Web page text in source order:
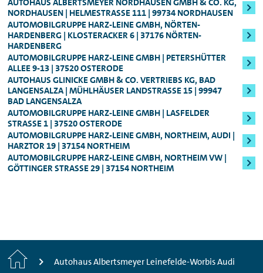
Für höherwertige Fahrzeugklassen
inkl. Golf GTI
Mindestalter: 25 Jahre, Führerscheinbesitz:
Mind. 3 Jahre:
Für alle Audi S-Modelle, Fahrzeuge der
Oberklasse, sowie für den Audi e-tron
Genauere Informationen zum Mindestalter
können Ihnen jederzeit unsere
entsprechend von Ihrem Konto ab. Je nach
Wert des Fahrzeugs bzw. der Fahrzeugklasse
ist es möglich, dass Sie eine Kreditkarte
vorlegen müssen und nicht mit EC-Karte
zahlen können.
Mietwagens IhreKreditkarteum einen
Betrag in Höhe desvoraussichtlichen
Mietpreisesund einer zusätzlichen
Sicherheitsleistung, die sich nach der
Fahrzeugklasseberechnet (in der Regel
250,00 bzw. 800,00 Euro). Die
Sicherheitsleistung erhalten Sie nach Ende
des Mietzeitraums natürlich umgehend
zurück.
Mitarbeitenden vor Ort das reservierte
Fahrzeug direkt für weitere Anmietungen
freigeben.
NORDHAUSEN | HELMESTRASSE 111 | 99734 NORDHAUSEN
AUTOMOBILGRUPPE HARZ-LEINE GMBH, NÖRTEN-
HARDENBERG | KLOSTERACKER 6 | 37176 NÖRTEN-
HARDENBERG
AUTOMOBILGRUPPE HARZ-LEINE GMBH | PETERSHÜTTER
ALLEE 9-13 | 37520 OSTERODE
AUTOHAUS GLINICKE GMBH & CO. VERTRIEBS KG, BAD
LANGENSALZA | MÜHLHÄUSER LANDSTRASSE 15 | 99947 B
AD LANGENSALZA
AUTOMOBILGRUPPE HARZ-LEINE GMBH | LASFELDER
STRASSE 1 | 37520 OSTERODE
AUTOMOBILGRUPPE HARZ-LEINE GMBH, NORTHEIM, AUDI |
HARZTOR 19 | 37154 NORTHEIM
AUTOMOBILGRUPPE HARZ-LEINE GMBH, NORTHEIM VW |
GÖTTINGER STRASSE 29 | 37154 NORTHEIM
Start Autohaus Albertsmeyer Leinefelde-Worbis Audi